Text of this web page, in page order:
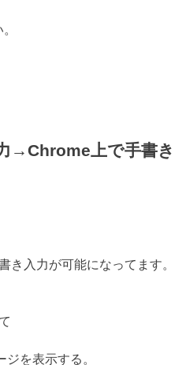
→Chrome上で手書き
き入力が可能になってます。
を表示する。